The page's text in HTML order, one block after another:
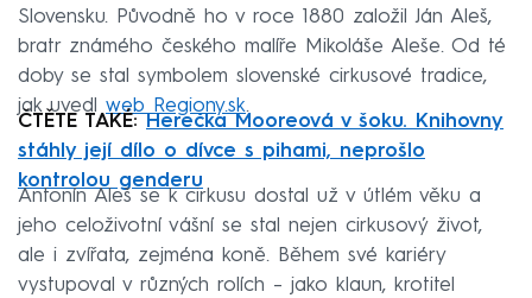
Slovensku. Původně ho v roce 1880 založil Ján Aleš,
bratr známého českého malíře Mikoláše Aleše. Od té
doby se stal symbolem slovenské cirkusové tradice,
jak uvedl web Regiony.sk.
ČTĚTE TAKÉ: Herečka Mooreová v šoku. Knihovny
stáhly její dílo o dívce s pihami, neprošlo
kontrolou genderu
Antonín Aleš se k cirkusu dostal už v útlém věku a
jeho celoživotní vášní se stal nejen cirkusový život,
ale i zvířata, zejména koně. Během své kariéry
vystupoval v různých rolích – jako klaun, krotitel